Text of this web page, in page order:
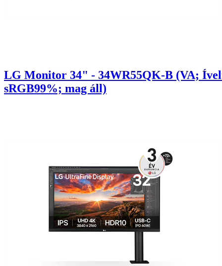
LG Monitor 34" - 34WR55QK-B (VA;
sRGB99%; mag áll)